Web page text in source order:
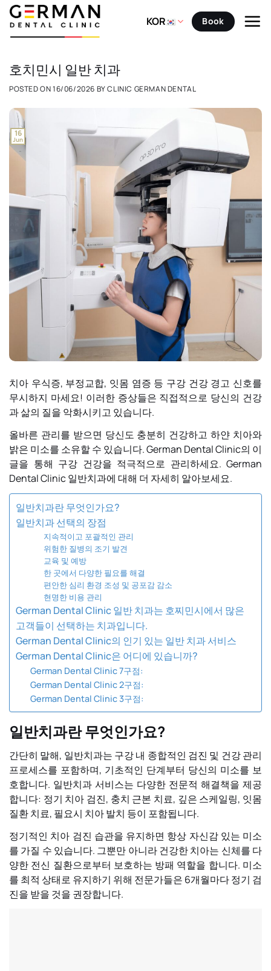
Skip
content
KOR Book
호치민시 일반 치과
POSTED ON16/06/2026 BYCLINIC GERMAN DENTAL
16
Jun
치아 우식증, 부정교합, 잇몸 염증 등 구강 건강 경고 신호를
무시하지 마세요! 이러한 증상들은 직접적으로 당신의 건강
과 삶의 질을 악화시키고 있습니다.
올바른 관리를 받으면 당신도 충분히 건강하고 하얀 치아와
밝은 미소를 소유할 수 있습니다. German Dental Clinic의 이
글을 통해 구강 건강을 적극적으로 관리하세요. German
Dental Clinic일반치과에 대해 더 자세히 알아보세요.
일반치과란 무엇인가요?
일반치과 선택의 장점
지속적이고 포괄적인 관리
위험한 질병의 조기 발견
교육 및 예방
한 곳에서 다양한 필요를 해결
편안한 심리 환경 조성 및 공포감 감소
현명한 비용 관리
German Dental Clinic 일반 치과는 호찌민시에서 많은
고객들이 선택하는 치과입니다.
German Dental Clinic의 인기 있는 일반 치과 서비스
German Dental Clinic은 어디에 있습니까?
German Dental Clinic 7구점:
German Dental Clinic 2구점:
German Dental Clinic 3구점:
일반치과란 무엇인가요?
간단히 말해, 일반치과는 구강 내 종합적인 검진 및 건강 관리
프로세스를 포함하며, 기초적인 단계부터 당신의 미소를 보
호합니다. 일반치과 서비스는 다양한 전문적 해결책을 제공
합니다: 정기 치아 검진, 충치 근본 치료, 깊은 스케일링, 잇몸
질환 치료, 필요시 치아 발치 등이 포함됩니다.
정기적인 치아 검진 습관을 유지하면 항상 자신감 있는 미소
를 가질 수 있습니다. 그뿐만 아니라 건강한 치아는 신체를 다
양한 전신 질환으로부터 보호하는 방패 역할을 합니다. 미소
를 최적 상태로 유지하기 위해 전문가들은 6개월마다 정기 검
진을 받을 것을 권장합니다.